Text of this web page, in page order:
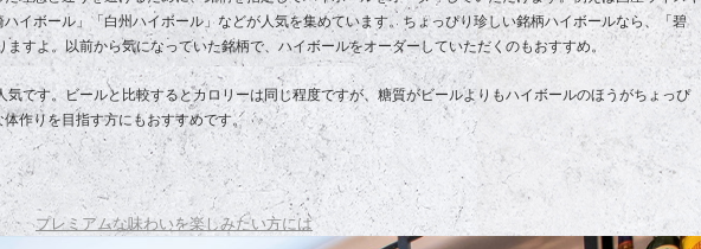
イボール」「白州ハイボール」などが人気を集めています。ちょっぴり珍しい銘柄ハイボールなら、「碧
すよ。以前から気になっていた銘柄で、ハイボールをオーダーしていただくのもおすすめ。
です。ビールと比較するとカロリーは同じ程度ですが、糖質がビールよりもハイボールのほうがちょっぴ
作りを目指す方にもおすすめです。
プレミアムな味わいを楽しみたい方には